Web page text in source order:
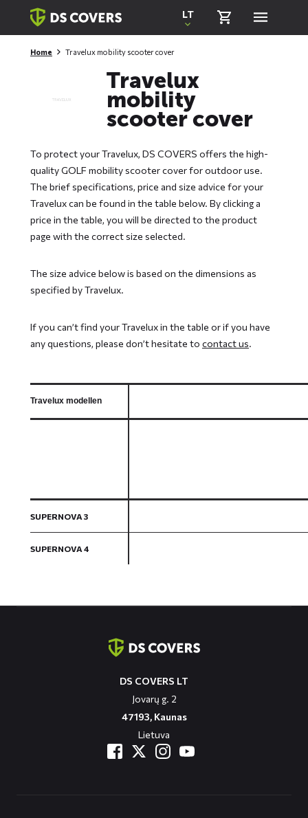
Skiplinks
LT
Home Travelux mobility scooter cover
Travelux
mobility
scooter cover
To protect your Travelux, DS COVERS offers the high-
quality GOLF mobility scooter cover for outdoor use.
The brief specifications, price and size advice for your
Travelux can be found in the table below. By clicking a
price in the table, you will be directed to the product
page with the correct size selected.
The size advice below is based on the dimensions as
specified by Travelux.
If you can’t find your Travelux in the table or if you have
any questions, please don’t hesitate to contact us.
Travelux modellen
SUPERNOVA 3
SUPERNOVA 4
DS COVERS LT
Jovarų g. 2
47193, Kaunas
Lietuva